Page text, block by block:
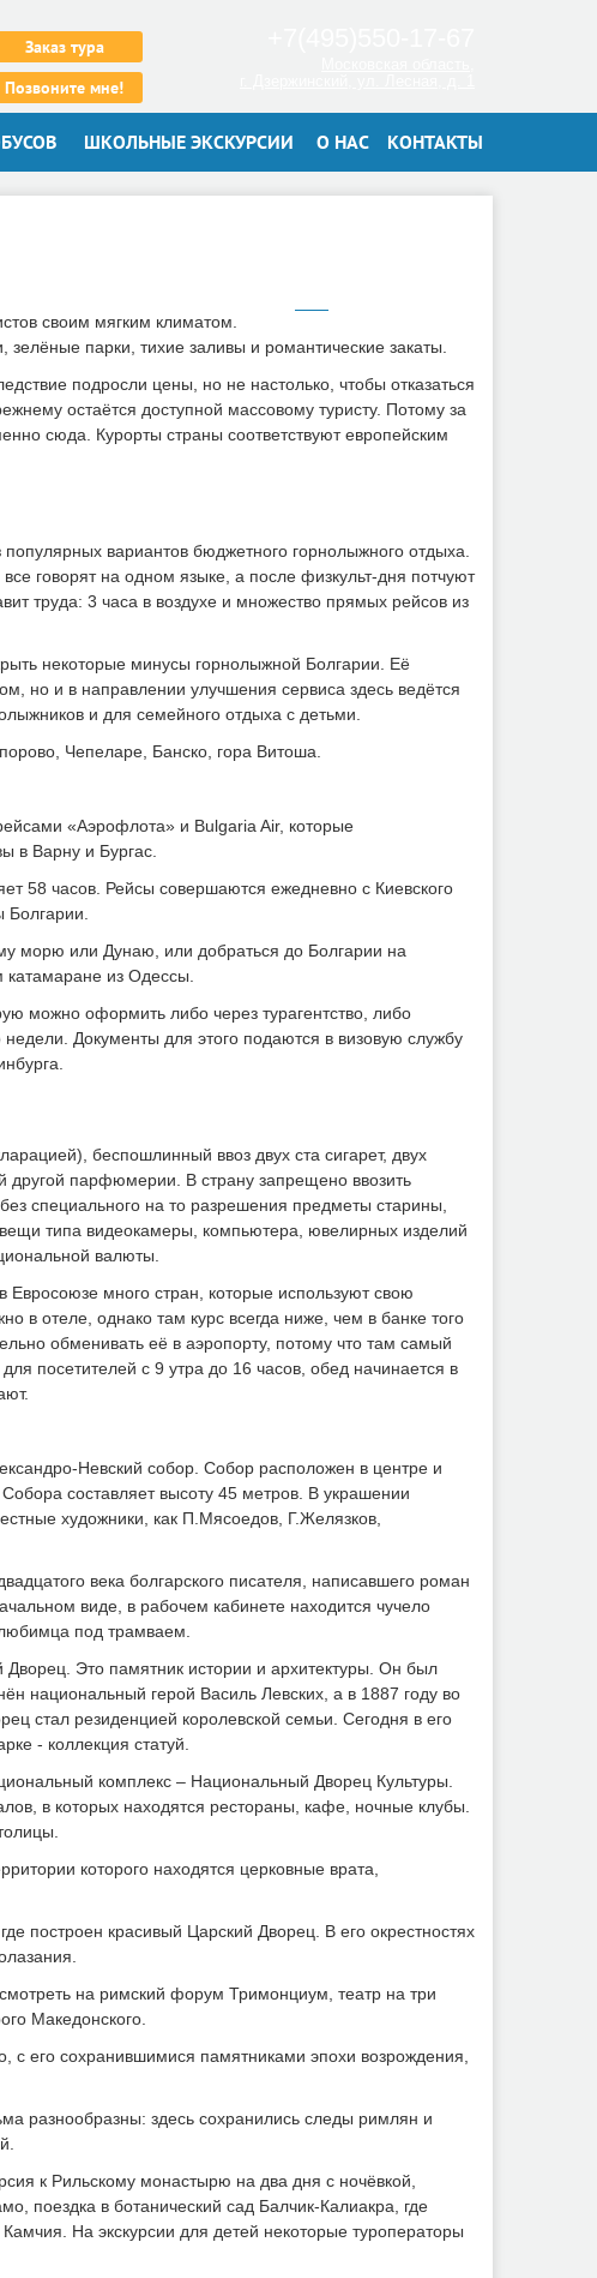
Заказ тура
Позвоните мне!
ШКОЛЬНЫЕ ЭКСКУРСИИ О НАС КОНТАКТЫ
своим мягким климатом.
парки, тихие заливы и романтические закаты.
подросли цены, но не настолько, чтобы отказаться
остаётся доступной массовому туристу. Потому за
сюда. Курорты страны соответствуют европейским
вариантов бюджетного горнолыжного отдыха.
говорят на одном языке, а после физкульт-дня потчуют
труда: 3 часа в воздухе и множество прямых рейсов из
некоторые минусы горнолыжной Болгарии. Её
но и в направлении улучшения сервиса здесь ведётся
и для семейного отдыха с детьми.
Чепеларе, Банско, гора Витоша.
«Аэрофлота» и Bulgaria Air, которые
в Варну и Бургас.
58 часов. Рейсы совершаются ежедневно с Киевского
морю или Дунаю, или добраться до Болгарии на
из Одессы.
можно оформить либо через турагентство, либо
Документы для этого подаются в визовую службу
беспошлинный ввоз двух ста сигарет, двух
другой парфюмерии. В страну запрещено ввозить
специального на то разрешения предметы старины,
типа видеокамеры, компьютера, ювелирных изделий
валюты.
много стран, которые используют свою
в отеле, однако там курс всегда ниже, чем в банке того
обменивать её в аэропорту, потому что там самый
посетителей с 9 утра до 16 часов, обед начинается в
Невский собор. Собор расположен в центре и
составляет высоту 45 метров. В украшении
художники, как П.Мясоедов, Г.Желязков,
века болгарского писателя, написавшего роман
виде, в рабочем кабинете находится чучело
под трамваем.
Дворец. Это памятник истории и архитектуры. Он был
национальный герой Василь Левских, а в 1887 году во
стал резиденцией королевской семьи. Сегодня в его
- коллекция статуй.
комплекс – Национальный Дворец Культуры.
в которых находятся рестораны, кафе, ночные клубы.
которого находятся церковные врата,
построен красивый Царский Дворец. В его окрестностях
на римский форум Тримонциум, театр на три
Македонского.
с его сохранившимися памятниками эпохи возрождения,
разнообразны: здесь сохранились следы римлян и
к Рильскому монастырю на два дня с ночёвкой,
поездка в ботанический сад Балчик-Калиакра, где
На экскурсии для детей некоторые туроператоры